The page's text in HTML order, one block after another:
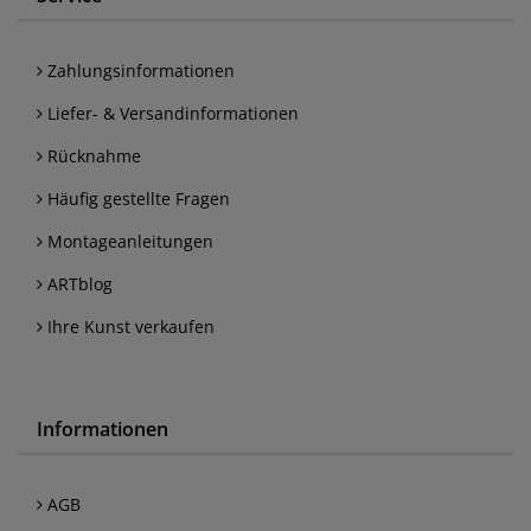
Zahlungsinformationen
Liefer- & Versandinformationen
Rücknahme
Häufig gestellte Fragen
Montageanleitungen
ARTblog
Ihre Kunst verkaufen
Informationen
AGB